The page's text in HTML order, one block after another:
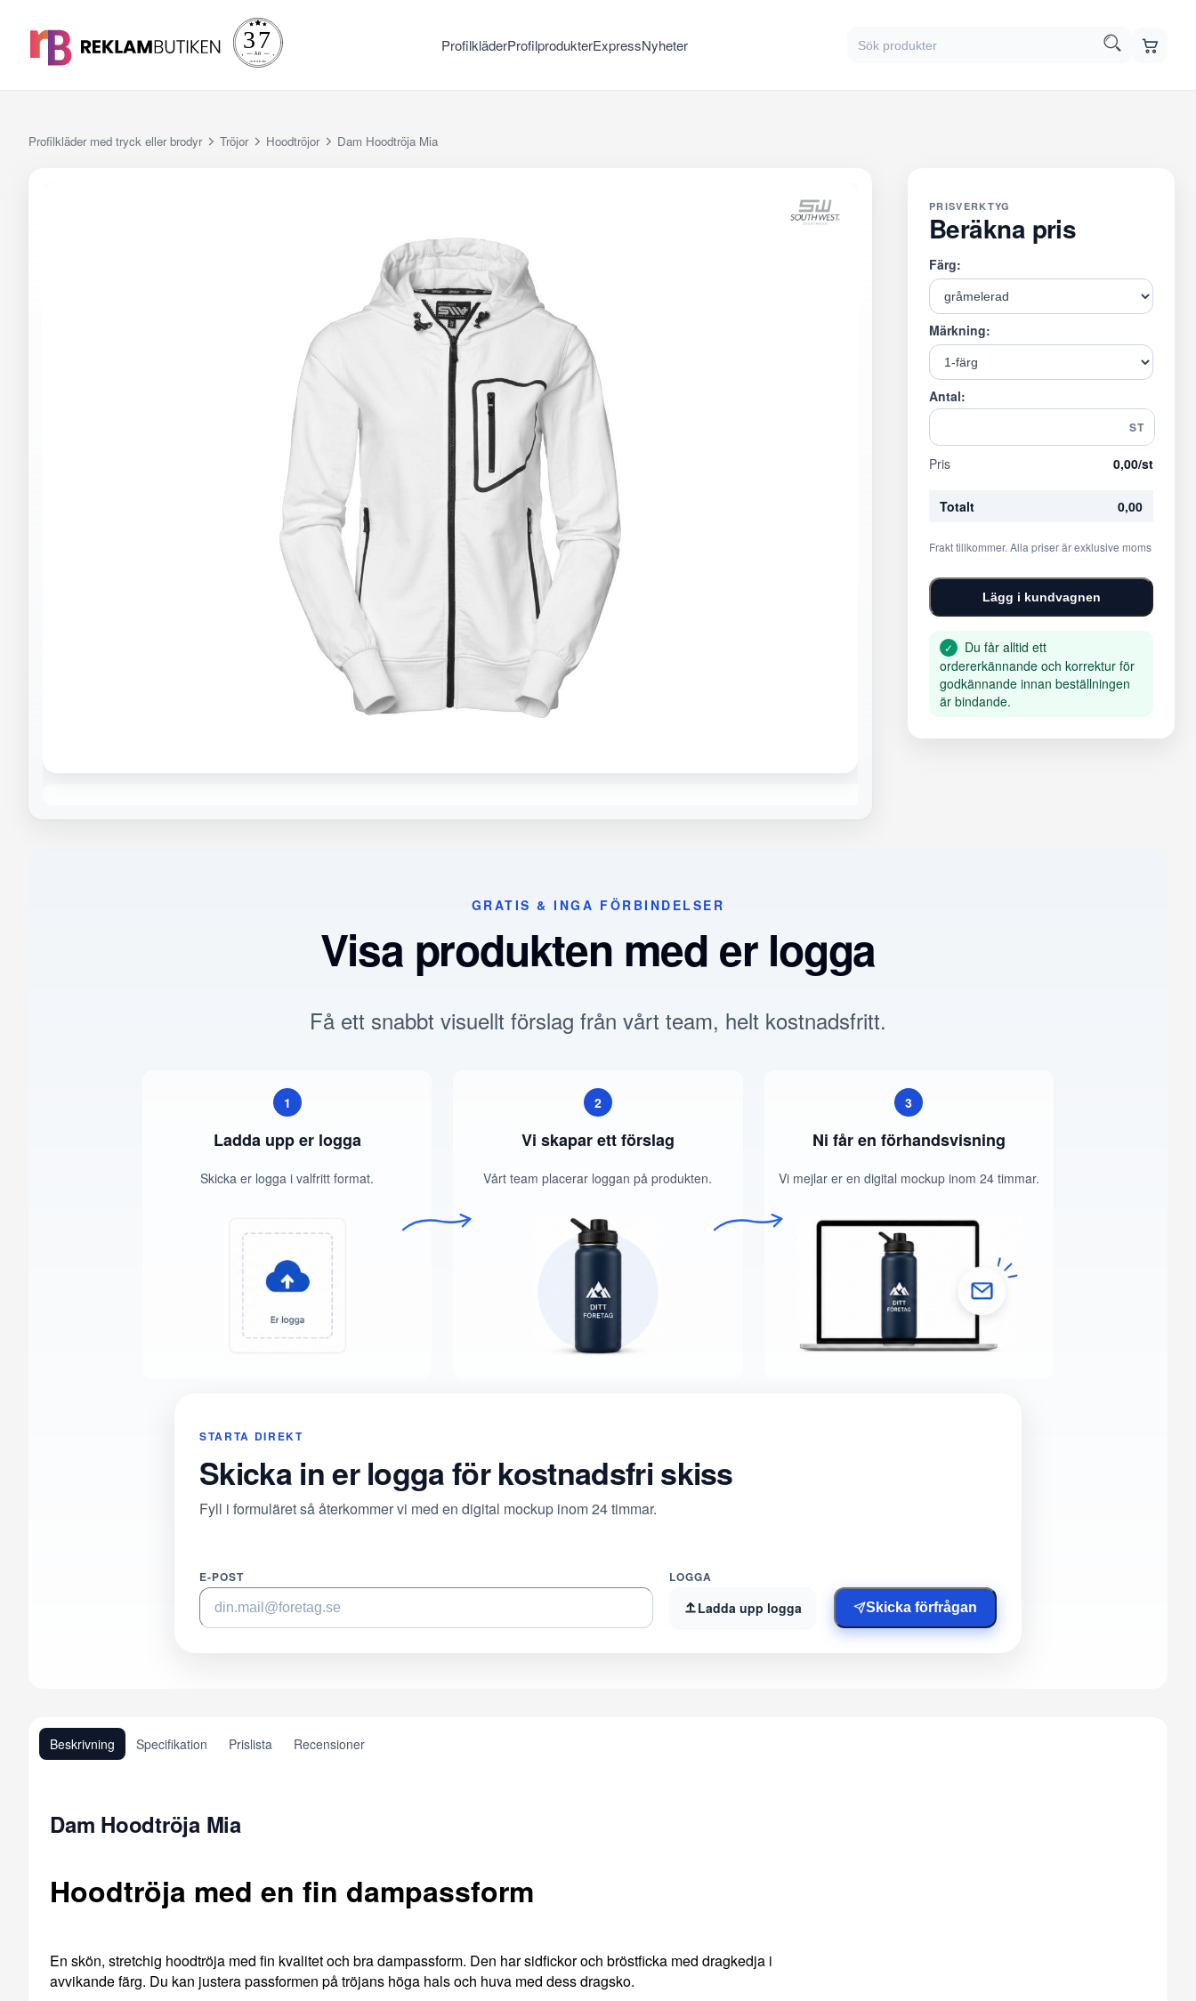
ProfilkläderProfilprodukterExpressNyheter
Profilkläder med tryck eller brodyr Tröjor Hoodtröjor Dam Hoodtröja Mia
PRISVERKTYG
Beräkna pris
Färg:
Märkning:
Antal:
ST
Pris 0,00/st
Totalt 0,00
Frakt tillkommer. Alla priser är exklusive moms
Lägg i kundvagnen
✓
Du får alltid ett
ordererkännande och korrektur för
godkännande innan beställningen
är bindande.
GRATIS & INGA FÖRBINDELSER
Visa produkten med er logga
Få ett snabbt visuellt förslag från vårt team, helt kostnadsfritt.
1
Ladda upp er logga
Skicka er logga i valfritt format.
2
Vi skapar ett förslag
Vårt team placerar loggan på produkten.
3
Ni får en förhandsvisning
Vi mejlar er en digital mockup inom 24 timmar.
STARTA DIREKT
Skicka in er logga för kostnadsfri skiss
Fyll i formuläret så återkommer vi med en digital mockup inom 24 timmar.
E-POST LOGGA
Ladda upp logga Skicka förfrågan
Beskrivning Specifikation Prislista Recensioner
Dam Hoodtröja Mia
Hoodtröja med en fin dampassform
En skön, stretchig hoodtröja med fin kvalitet och bra dampassform. Den har sidfickor och bröstficka med dragkedja i
avvikande färg. Du kan justera passformen på tröjans höga hals och huva med dess dragsko.